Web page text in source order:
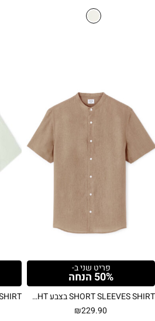
פריט שני ב-
50% הנחה
SHORT SLEEVES SHIRT בצבע BROWN LIGHT
₪229.90